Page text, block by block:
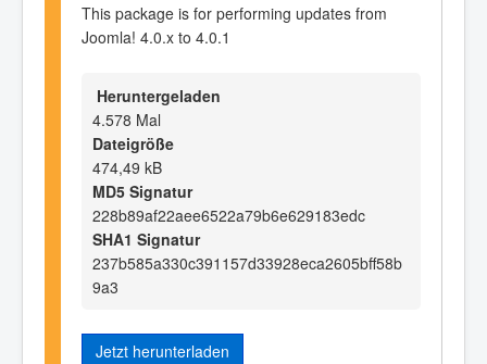
This package is for performing updates from
Joomla! 4.0.x to 4.0.1
Heruntergeladen
4.578 Mal
Dateigröße
474,49 kB
MD5 Signatur
228b89af22aee6522a79b6e629183edc
SHA1 Signatur
237b585a330c391157d33928eca2605bff58b
9a3
Jetzt herunterladen